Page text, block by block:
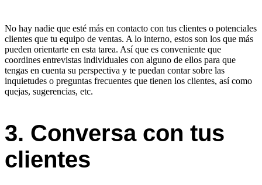
No hay nadie que esté más en contacto con tus clientes o potenciales
clientes que tu equipo de ventas. A lo interno, estos son los que más
pueden orientarte en esta tarea. Así que es conveniente que
coordines entrevistas individuales con alguno de ellos para que
tengas en cuenta su perspectiva y te puedan contar sobre las
inquietudes o preguntas frecuentes que tienen los clientes, así como
quejas, sugerencias, etc.
3. Conversa con tus
clientes